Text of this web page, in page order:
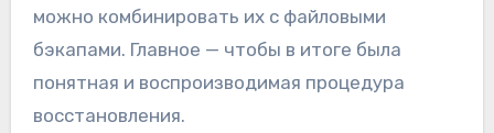
можно комбинировать их с файловыми
бэкапами. Главное — чтобы в итоге была
понятная и воспроизводимая процедура
восстановления.